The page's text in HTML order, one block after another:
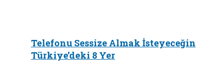
Telefonu Sessize Almak İsteyeceğin
Türkiye’deki 8 Yer